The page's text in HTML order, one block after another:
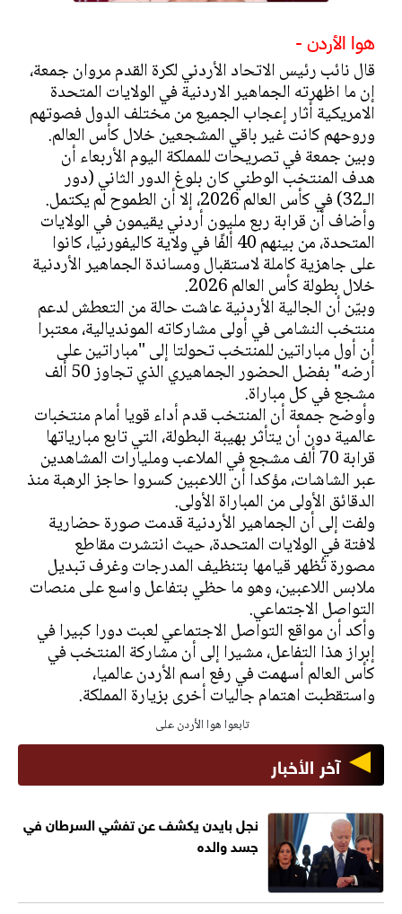
هوا الأردن -
قال نائب رئيس الاتحاد الأردني لكرة القدم مروان جمعة،
إن ما اظهرته الجماهير الاردنية في الولايات المتحدة
الامريكية أثار إعجاب الجميع من مختلف الدول فصوتهم
وروحهم كانت غير باقي المشجعين خلال كأس العالم.
وبين جمعة في تصريحات للمملكة اليوم الأربعاء أن
هدف المنتخب الوطني كان بلوغ الدور الثاني (دور
الـ32) في كأس العالم 2026، إلا أن الطموح لم يكتمل.
وأضاف أن قرابة ربع مليون أردني يقيمون في الولايات
المتحدة، من بينهم 40 ألفًا في ولاية كاليفورنيا، كانوا
على جاهزية كاملة لاستقبال ومساندة الجماهير الأردنية
خلال بطولة كأس العالم 2026.
وبيّن أن الجالية الأردنية عاشت حالة من التعطش لدعم
منتخب النشامى في أولى مشاركاته المونديالية، معتبرا
أن أول مباراتين للمنتخب تحولتا إلى "مباراتين على
أرضه" بفضل الحضور الجماهيري الذي تجاوز 50 ألف
مشجع في كل مباراة.
وأوضح جمعة أن المنتخب قدم أداء قويا أمام منتخبات
عالمية دون أن يتأثر بهيبة البطولة، التي تابع مبارياتها
قرابة 70 ألف مشجع في الملاعب ومليارات المشاهدين
عبر الشاشات، مؤكدا أن اللاعبين كسروا حاجز الرهبة منذ
الدقائق الأولى من المباراة الأولى.
ولفت إلى أن الجماهير الأردنية قدمت صورة حضارية
لافتة في الولايات المتحدة، حيث انتشرت مقاطع
مصورة تُظهر قيامها بتنظيف المدرجات وغرف تبديل
ملابس اللاعبين، وهو ما حظي بتفاعل واسع على منصات
التواصل الاجتماعي.
وأكد أن مواقع التواصل الاجتماعي لعبت دورا كبيرا في
إبراز هذا التفاعل، مشيرا إلى أن مشاركة المنتخب في
كأس العالم أسهمت في رفع اسم الأردن عالميا،
واستقطبت اهتمام جاليات أخرى بزيارة المملكة.
تابعوا هوا الأردن على
آخر الأخبار
نجل بايدن يكشف عن تفشي السرطان في
جسد والده